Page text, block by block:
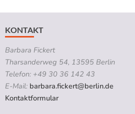
KONTAKT
Barbara Fickert
Tharsanderweg 54, 13595 Berlin
Telefon: +49 30 36 142 43
E-Mail: barbara.fickert@berlin.de
Kontaktformular